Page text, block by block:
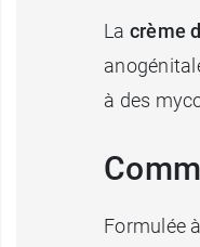
La crème
à des
Formulée